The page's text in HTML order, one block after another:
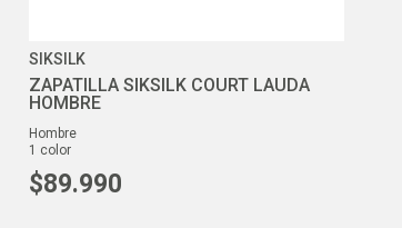
SIKSILK
ZAPATILLA SIKSILK COURT LAUDA
HOMBRE
hombre
1 color
$89.990